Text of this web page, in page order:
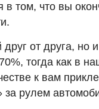
в том, что вы
друг от друга,
тогда как в
к вам
за рулем